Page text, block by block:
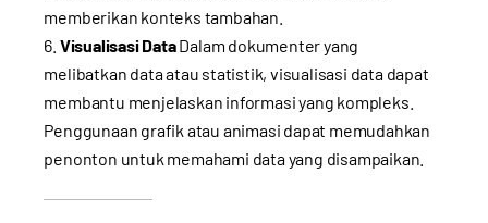
memberikan konteks tambahan.
Visualisasi DataDalam dokumenter yang
melibatkan data atau statistik, visualisasi data dapat
membantu menjelaskan informasi yang kompleks.
Penggunaan grafik atau animasi dapat memudahkan
penonton untuk memahami data yang disampaikan.